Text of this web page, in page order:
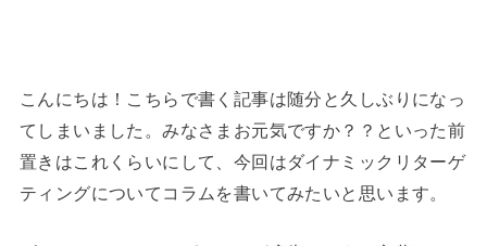
こんにちは！こちらで書く記事は随分と久しぶりになっ
てしまいました。みなさまお元気ですか？？といった前
置きはこれくらいにして、今回はダイナミックリターゲ
ティングについてコラムを書いてみたいと思います。